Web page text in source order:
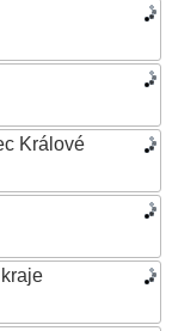
Králové